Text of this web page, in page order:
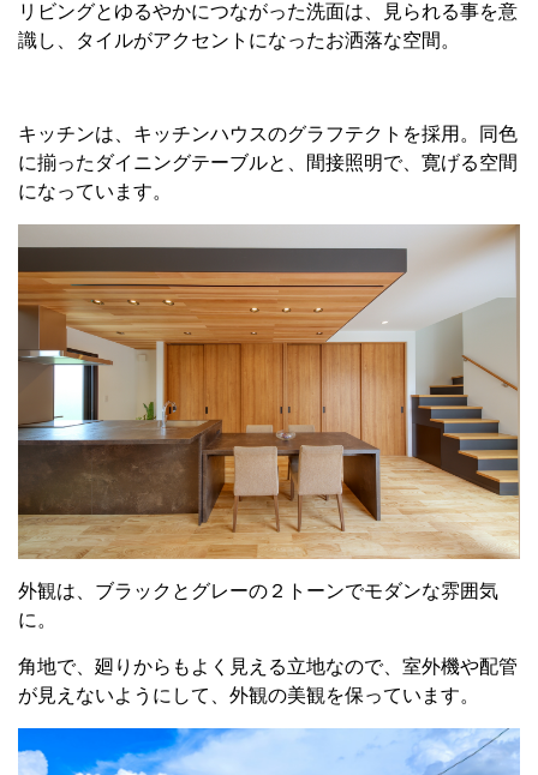
リビングとゆるやかにつながった洗面は、見られる事を意
識し、タイルがアクセントになったお洒落な空間。
キッチンは、キッチンハウスのグラフテクトを採用。同色
に揃ったダイニングテーブルと、間接照明で、寛げる空間
になっています。
外観は、ブラックとグレーの２トーンでモダンな雰囲気
に。
角地で、廻りからもよく見える立地なので、室外機や配管
が見えないようにして、外観の美観を保っています。